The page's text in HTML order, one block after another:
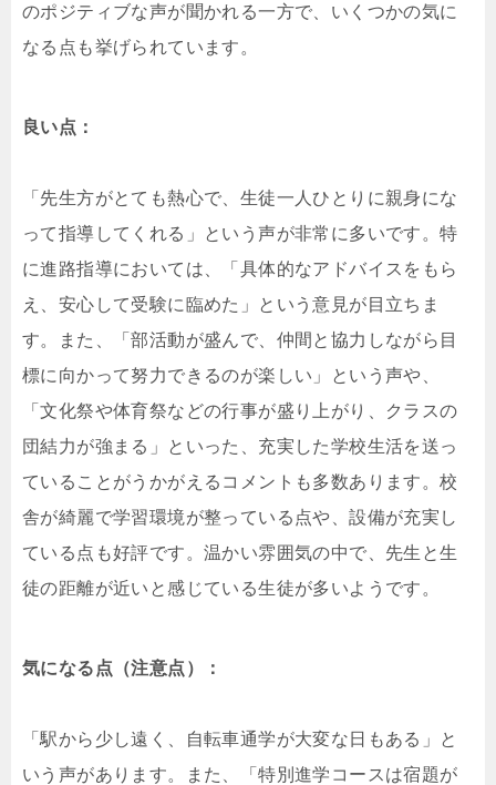
のポジティブな声が聞かれる一方で、いくつかの気に
なる点も挙げられています。
良い点：
「先生方がとても熱心で、生徒一人ひとりに親身にな
って指導してくれる」という声が非常に多いです。特
に進路指導においては、「具体的なアドバイスをもら
え、安心して受験に臨めた」という意見が目立ちま
す。また、「部活動が盛んで、仲間と協力しながら目
標に向かって努力できるのが楽しい」という声や、
「文化祭や体育祭などの行事が盛り上がり、クラスの
団結力が強まる」といった、充実した学校生活を送っ
ていることがうかがえるコメントも多数あります。校
舎が綺麗で学習環境が整っている点や、設備が充実し
ている点も好評です。温かい雰囲気の中で、先生と生
徒の距離が近いと感じている生徒が多いようです。
気になる点（注意点）：
「駅から少し遠く、自転車通学が大変な日もある」と
いう声があります。また、「特別進学コースは宿題が